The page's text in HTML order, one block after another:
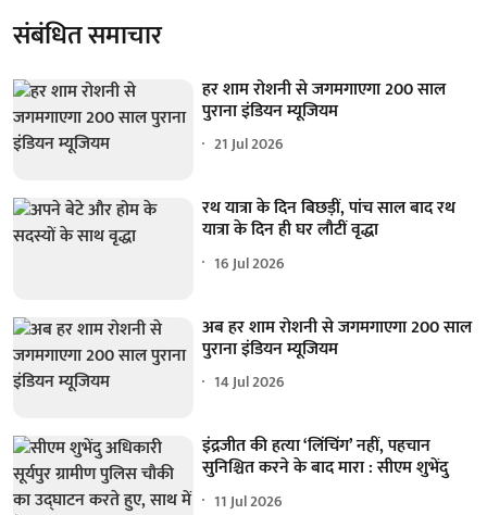
संबंधित समाचार
हर शाम रोशनी से जगमगाएगा 200 साल
पुराना इंडियन म्यूजियम
21 Jul 2026
रथ यात्रा के दिन बिछड़ीं, पांच साल बाद रथ
यात्रा के दिन ही घर लौटीं वृद्धा
16 Jul 2026
अब हर शाम रोशनी से जगमगाएगा 200 साल
पुराना इंडियन म्यूजियम
14 Jul 2026
इंद्रजीत की हत्या ‘लिंचिंग’ नहीं, पहचान
सुनिश्चित करने के बाद मारा : सीएम शुभेंदु
11 Jul 2026